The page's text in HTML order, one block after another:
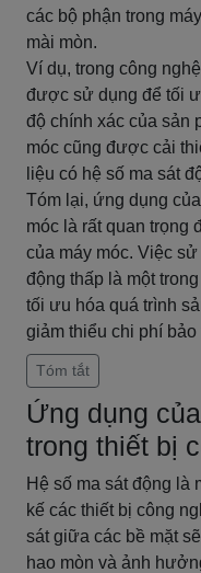
các bộ phận trong
mài mòn.
Ví dụ, trong công
được sử dụng để tối
độ chính xác của sản
móc cũng được cải
liệu có hệ số ma sát
Tóm lại, ứng dụng
móc là rất quan trọng
của máy móc. Việc
động thấp là một
tối ưu hóa quá trình
giảm thiểu chi phí
Tóm tắt
Ứng dụng
trong thiết bị
Hệ số ma sát động là
kế các thiết bị công
sát giữa các bề mặt
hao mòn và ảnh